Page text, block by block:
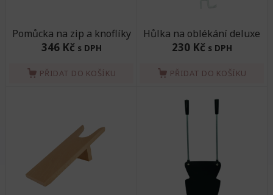
Pomůcka na zip a knoflíky
346 Kč s DPH
PŘIDAT DO KOŠÍKU
Hůlka na oblékání deluxe
230 Kč s DPH
PŘIDAT DO KOŠÍKU